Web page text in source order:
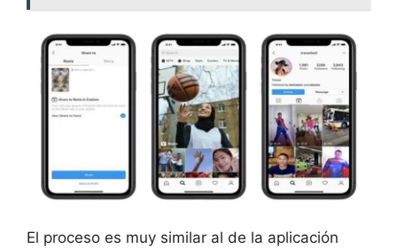
El proceso es muy similar al de la aplicación